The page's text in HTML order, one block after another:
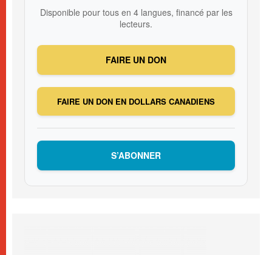
Disponible pour tous en 4 langues, financé par les
lecteurs.
FAIRE UN DON
FAIRE UN DON EN DOLLARS CANADIENS
S’ABONNER